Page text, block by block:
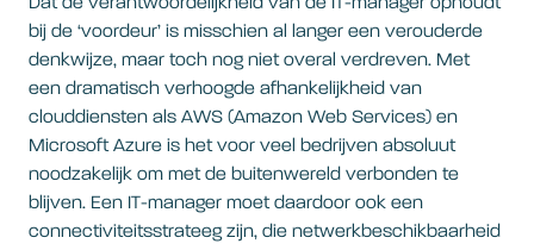
bij de ‘voordeur’ is misschien al langer een verouderde
denkwijze, maar toch nog niet overal verdreven. Met
een dramatisch verhoogde afhankelijkheid van
clouddiensten als AWS (Amazon Web Services) en
Microsoft Azure is het voor veel bedrijven absoluut
noodzakelijk om met de buitenwereld verbonden te
blijven. Een IT-manager moet daardoor ook een
connectiviteitsstrateeg zijn, die netwerkbeschikbaarheid